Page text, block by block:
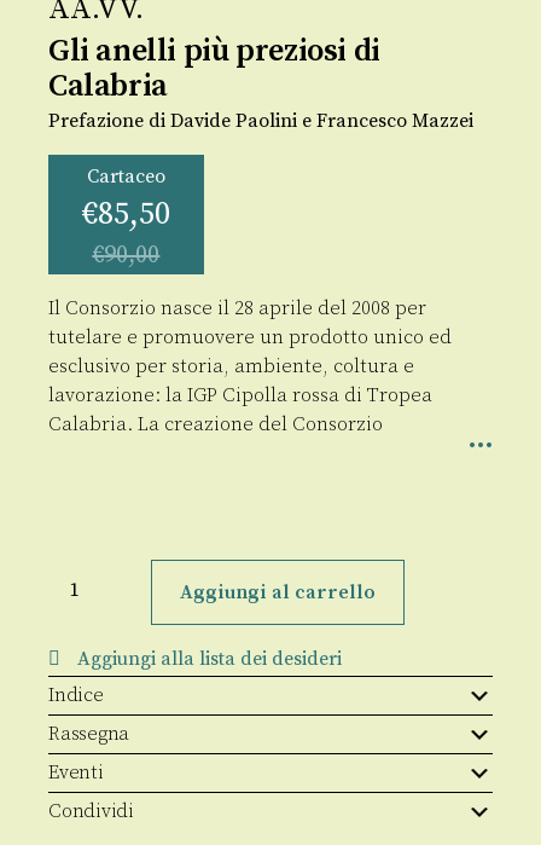
AA.VV.
Gli anelli più preziosi di
Calabria
Prefazione di Davide Paolini e Francesco Mazzei
Cartaceo
€85,50
€90,00
Il Consorzio nasce il 28 aprile del 2008 per
tutelare e promuovere un prodotto unico ed
esclusivo per storia, ambiente, coltura e
lavorazione: la IGP Cipolla rossa di Tropea
Calabria. La creazione del Consorzio
anelli
di
Calabria
quantità
Aggiungi al carrello
Aggiungi alla lista dei desideri
Indice
Rassegna
Eventi
Condividi